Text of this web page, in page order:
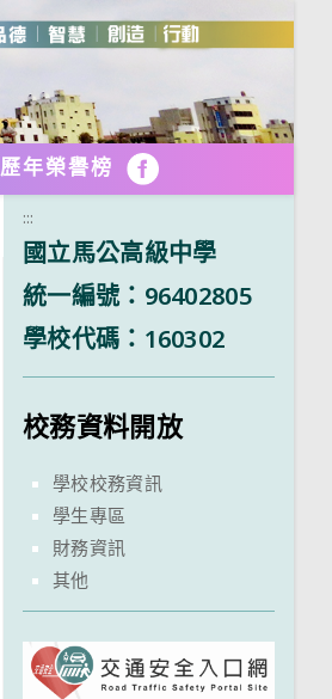
歷年榮譽榜 FB
:::
國立馬公高級中學
統一編號：96402805
學校代碼：160302
校務資料開放
學校校務資訊
學生專區
財務資訊
其他